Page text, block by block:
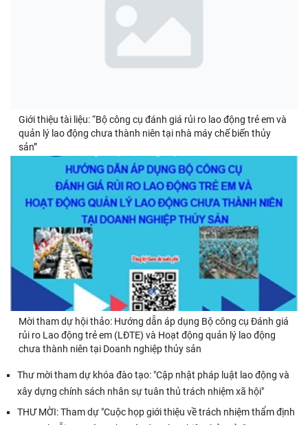
Giới thiệu tài liệu: “Bộ công cụ đánh giá rủi ro lao động trẻ em và
quản lý lao động chưa thành niên tại nhà máy chế biến thủy
sản”
Mời tham dự hội thảo: Hướng dẫn áp dụng Bộ công cụ Đánh giá
rủi ro Lao động trẻ em (LĐTE) và Hoạt động quản lý lao động
chưa thành niên tại Doanh nghiệp thủy sản
Thư mời tham dự khóa đào tạo: "Cập nhật pháp luật lao động và
xây dựng chính sách nhân sự tuân thủ trách nhiệm xã hội"
THƯ MỜI: Tham dự "Cuộc họp giới thiệu về trách nhiệm thẩm định